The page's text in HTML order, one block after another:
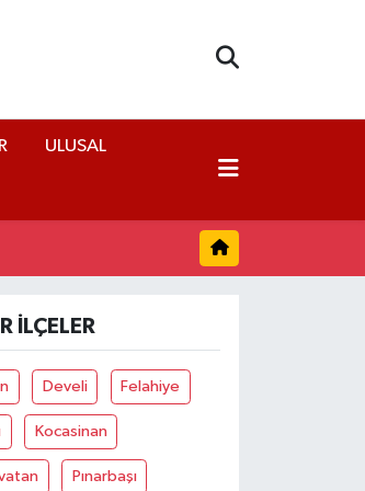
ULUSAL
İLÇELER
Develi Felahiye
Kocasinan
Pınarbaşı